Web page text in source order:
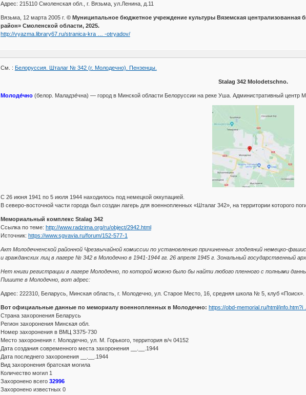
Адрес: 215110 Смоленская обл., г. Вязьма, ул.Ленина, д.11
Вязьма, 12 марта 2005 г. © Муниципальное бюджетное учреждение культуры Вяземская централизованная
район» Смоленской области, 2025.
http://vyazma.library67.ru/stranica-kra … -otryadov/
См. : Белоруссия. Шталаг № 342 (г. Молодечно). Пензенцы.
Stalag 342 Molodetschno.
Молоде́чно(белор. Маладзе́чна) — город в Минской области Белоруссии на реке Уша. Административный центр
С 26 июня 1941 по 5 июля 1944 находилось под немецкой оккупацией.
В северо-восточной части города был создан лагерь для военнопленных «Шталаг 342», на территории которого
Мемориальный комплекс Stalag 342
Ссылка по теме: http://www.radzima.org/ru/object/2942.html
Источник: https://www.sgvavia.ru/forum/152-577-1
Акт Молодечненской районной Чрезвычайной комиссии по установлению причиненных злодеяний немецко-
и гражданских лиц в лагере № 342 в Молодечно в 1941-1944 гг. 26 апреля 1945 г. Зональный государственный
Нет книги регистрации в лагере Молодечно, по которой можно было бы найти любого пленного с полными
Пишите в Молодечно, вот адрес:
Адрес: 222310, Беларусь, Минская область, г. Молодечно, ул. Старое Место, 16, средняя школа № 5, клуб «Поиск».
Вот официальные данные по мемориалу военнопленных в Молодечно: https://obd-memorial.ru/html/
Страна захоронения Беларусь
Регион захоронения Минская обл.
Номер захоронения в ВМЦ З375-730
Место захоронения г. Молодечно, ул. М. Горького, территория в/ч 04152
Дата создания современного места захоронения __.__.1944
Дата последнего захоронения __.__.1944
Вид захоронения братская могила
Количество могил 1
Захоронено всего 32996
Захоронено известных 0